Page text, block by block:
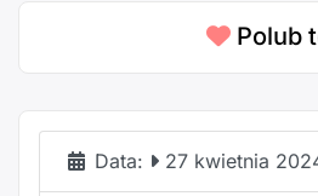
Polub
Data: 27 kwietnia